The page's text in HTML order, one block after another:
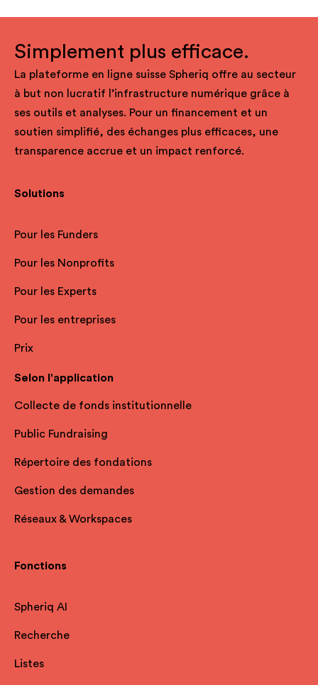
Simplement plus efficace.
La plateforme en ligne suisse Spheriq offre au secteur
à but non lucratif l’infrastructure numérique grâce à
ses outils et analyses. Pour un financement et un
soutien simplifié, des échanges plus efficaces, une
transparence accrue et un impact renforcé.
Solutions
Pour les Funders
Pour les Nonprofits
Pour les Experts
Pour les entreprises
Prix
Selon l'application
Collecte de fonds institutionnelle
Public Fundraising
Répertoire des fondations
Gestion des demandes
Réseaux & Workspaces
Fonctions
Spheriq AI
Recherche
Listes